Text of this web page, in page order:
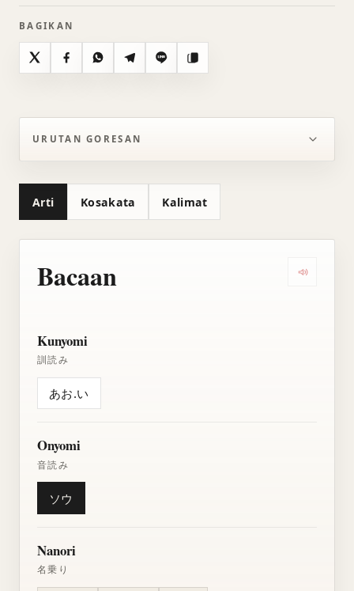
BAGIKAN
X FacebookWhatsAppTelegramLine Salin
URUTAN GORESAN
Arti Kosakata Kalimat
Bacaan
Kunyomi
訓読み
あお.い
Onyomi
音読み
ソウ
Nanori
名乗り